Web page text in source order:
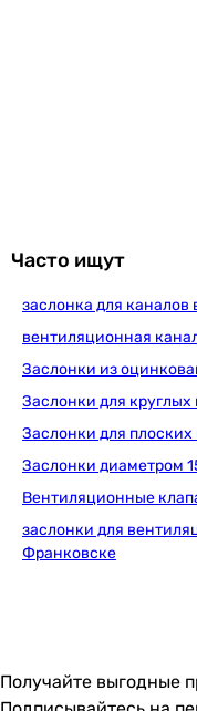
Часто ищут
заслонка для каналов
вентиляционная
Заслонки из
Заслонки для круглых
Заслонки для плоских
Заслонки диаметром
Вентиляционные
заслонки для
Франковске
Получайте выгодные